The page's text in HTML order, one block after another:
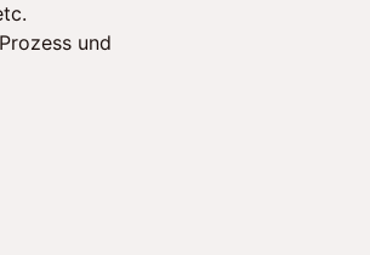
und